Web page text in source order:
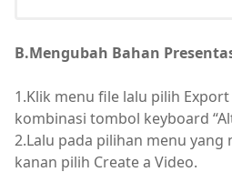
B.Mengubah Bahan
1.Klik menu file lalu pilih
kombinasi tombol keyboard
2.Lalu pada pilihan menu yang
kanan pilih Create a Video.